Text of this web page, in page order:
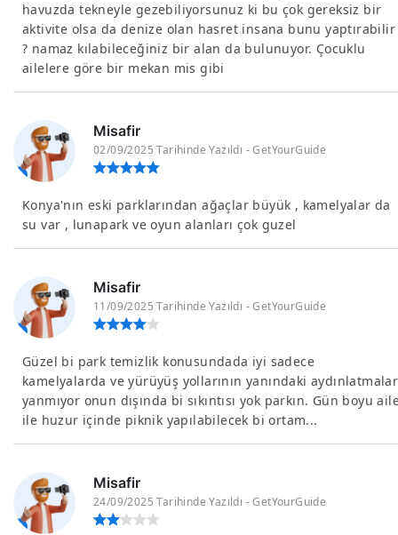
havuzda tekneyle gezebiliyorsunuz ki bu çok gereksiz bir
aktivite olsa da denize olan hasret insana bunu yaptırabilir
? namaz kılabileceğiniz bir alan da bulunuyor. Çocuklu
ailelere göre bir mekan mis gibi
Misafir
02/09/2025 Tarihinde Yazıldı - GetYourGuide
Konya'nın eski parklarından ağaçlar büyük , kamelyalar da
su var , lunapark ve oyun alanları çok guzel
Misafir
11/09/2025 Tarihinde Yazıldı - GetYourGuide
Güzel bi park temizlik konusundada iyi sadece
kamelyalarda ve yürüyüş yollarının yanındaki aydınlatmalar
yanmıyor onun dışında bi sıkıntısı yok parkın. Gün boyu
ile huzur içinde piknik yapılabilecek bi ortam...
Misafir
24/09/2025 Tarihinde Yazıldı - GetYourGuide